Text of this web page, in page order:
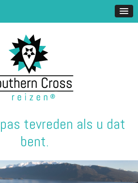
tevreden als u dat
bent.